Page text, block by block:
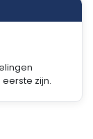
zijn.